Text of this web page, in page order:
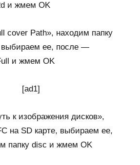
и жмем OK
cover Path», находим папку
выбираем ее, после —
и жмем OK
[ad1]
к изображения дисков»,
на SD карте, выбираем ее,
папку disc и жмем OK